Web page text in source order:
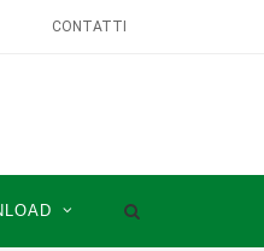
CONTATTI